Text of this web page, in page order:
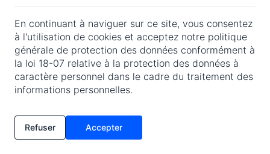
de conformité :
Nombre de clients conformes,
Nombre et types d’erreurs
détectées,
Résultats détaillés par entreprise
En continuant à naviguer sur ce site, vous consentez
à l'utilisation de cookies et acceptez notre politique
générale de protection des données conformément à
la loi 18-07 relative à la protection des données à
caractère personnel dans le cadre du traitement des
informations personnelles.
Refuser Accepter